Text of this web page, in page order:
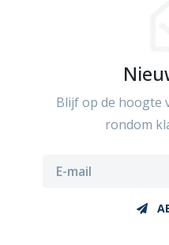
Blijf op de hoogte
rondom